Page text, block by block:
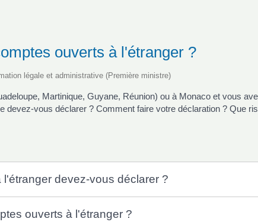
ouverts à l'étranger ?
légale et administrative (Première ministre)
Martinique, Guyane, Réunion) ou à Monaco et vous
devez-vous déclarer ? Comment faire votre déclaration ? Que
devez-vous déclarer ?
ouverts à l'étranger ?